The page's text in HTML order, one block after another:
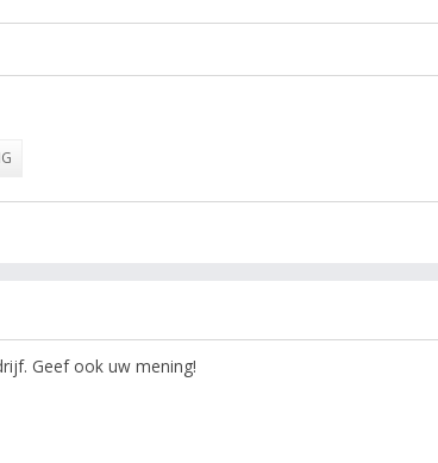
Geef ook uw mening!